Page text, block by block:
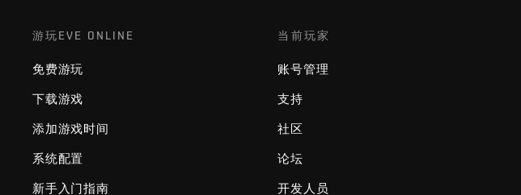
游玩EVE ONLINE
免费游玩
下载游戏
添加游戏时间
系统配置
新手入门指南
当前玩家
账号管理
支持
社区
论坛
开发人员